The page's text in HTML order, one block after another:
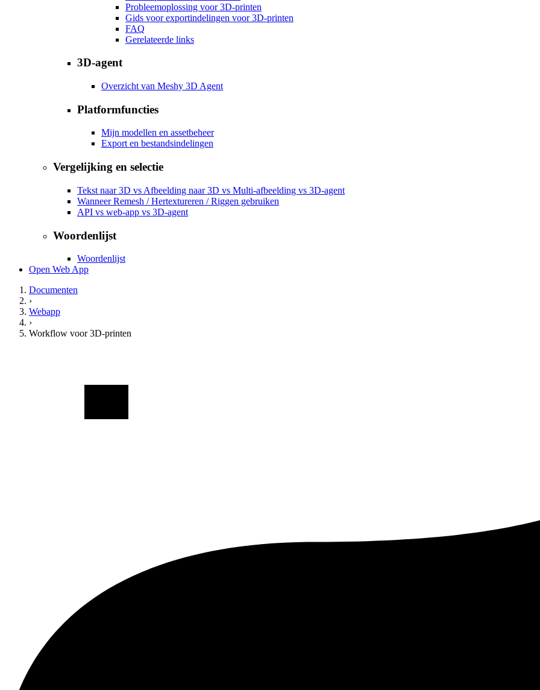
Probleemoplossing voor 3D-printen
Gids voor exportindelingen voor 3D-printen
FAQ
Gerelateerde links
3D-agent
Overzicht van Meshy 3D Agent
Platformfuncties
Mijn modellen en assetbeheer
Export en bestandsindelingen
Vergelijking en selectie
Tekst naar 3D vs Afbeelding naar 3D vs Multi-afbeelding vs 3D-agent
Wanneer Remesh / Hertextureren / Riggen gebruiken
API vs web-app vs 3D-agent
Woordenlijst
Woordenlijst
Open Web App
Documenten
›
Webapp
›
Workflow voor 3D-printen